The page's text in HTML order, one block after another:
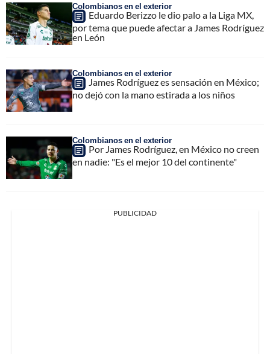
Colombianos en el exterior
Eduardo Berizzo le dio palo a la Liga MX,
por tema que puede afectar a James Rodríguez
en León
Colombianos en el exterior
James Rodríguez es sensación en México;
no dejó con la mano estirada a los niños
Colombianos en el exterior
Por James Rodríguez, en México no creen
en nadie: "Es el mejor 10 del continente"
PUBLICIDAD